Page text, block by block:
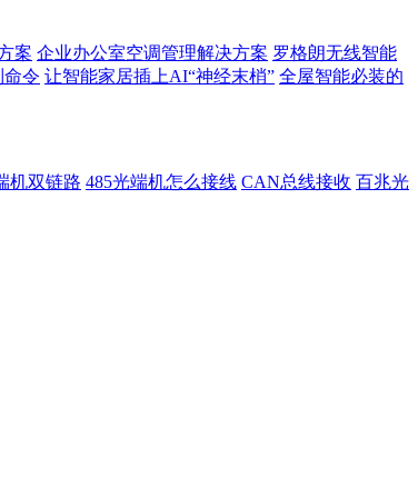
案 企业办公室空调管理解决方案 罗格朗无线智能
令 让智能家居插上AI“神经末梢” 全屋智能必装的
机双链路 485光端机怎么接线 CAN总线接收 百兆光